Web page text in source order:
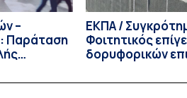
–
Παράταση
ΕΚΠΑ /
Φοιτητικός
δορυφορικών